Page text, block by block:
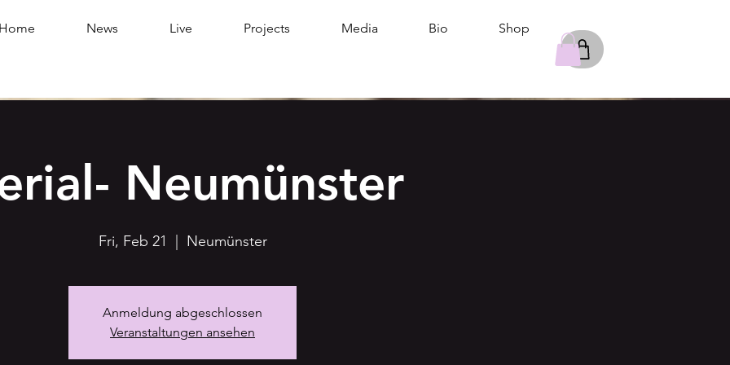
News Live Projects Media Bio Shop
Neumünster
Fri, Feb 21
  |
Neumünster
Anmeldung abgeschlossen
Veranstaltungen ansehen